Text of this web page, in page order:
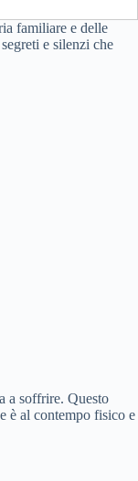
familiare e delle
e silenzi che
a soffrire. Questo
è al contempo fisico e